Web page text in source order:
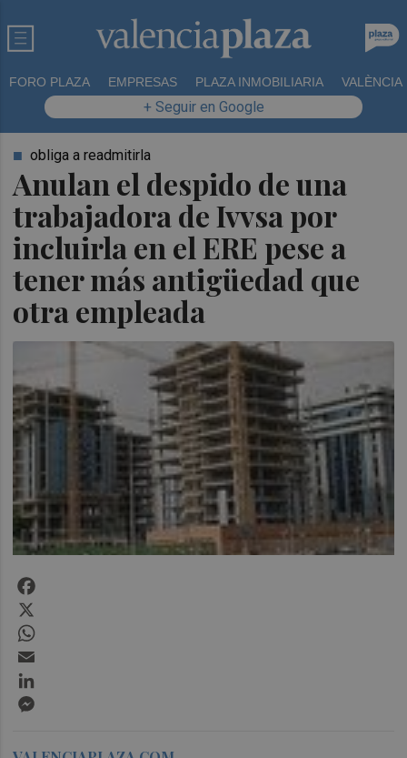
FORO PLAZA EMPRESAS PLAZA INMOBILIARIA VALÈNCIA
+ Seguir en Google
Anulan el despido de una
trabajadora de Ivvsa por
incluirla en el ERE pese a
tener más antigüedad que
otra empleada
obliga a readmitirla